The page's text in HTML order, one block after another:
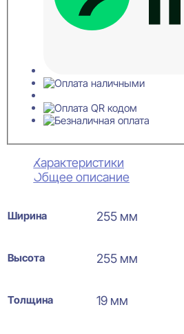
Характеристики
Общее описание
Ширина 255 мм
Высота 255 мм
Толщина 19 мм